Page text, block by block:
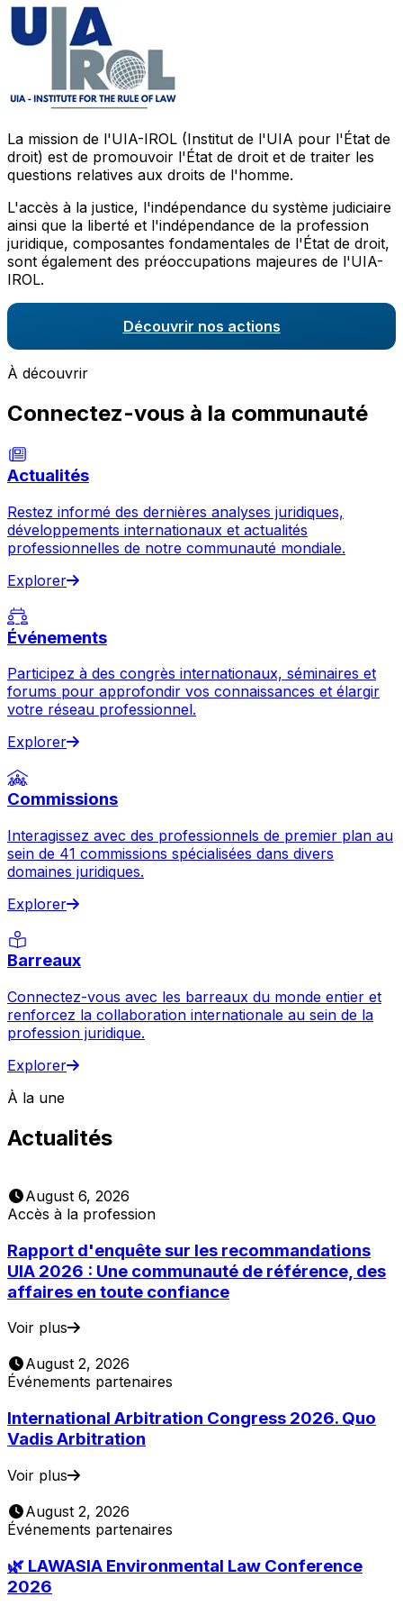
La mission de l'UIA-IROL (Institut de l'UIA pour l'État de
droit) est de promouvoir l'État de droit et de traiter les
questions relatives aux droits de l'homme.
L'accès à la justice, l'indépendance du système judiciaire
ainsi que la liberté et l'indépendance de la profession
juridique, composantes fondamentales de l'État de droit,
sont également des préoccupations majeures de l'UIA-
IROL.
Découvrir nos actions
À découvrir
Connectez-vous à la communauté
Actualités
Restez informé des dernières analyses juridiques,
développements internationaux et actualités
professionnelles de notre communauté mondiale.
Explorer
Événements
Participez à des congrès internationaux, séminaires et
forums pour approfondir vos connaissances et élargir
votre réseau professionnel.
Explorer
Commissions
Interagissez avec des professionnels de premier plan au
sein de 41 commissions spécialisées dans divers
domaines juridiques.
Explorer
Barreaux
Connectez-vous avec les barreaux du monde entier et
renforcez la collaboration internationale au sein de la
profession juridique.
Explorer
À la une
Actualités
August 6, 2026
Accès à la profession
Rapport d'enquête sur les recommandations
UIA 2026 : Une communauté de référence, des
affaires en toute confiance
Voir plus
August 2, 2026
Événements partenaires
International Arbitration Congress 2026. Quo
Vadis Arbitration
Voir plus
August 2, 2026
Événements partenaires
🌿 LAWASIA Environmental Law Conference
2026